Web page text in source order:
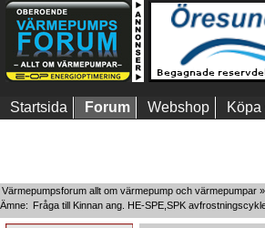
Startsida Forum Webshop
Värmepumpsforum allt om värmepump och värmepumpar »
Ämne: Fråga till Kinnan ang. HE-SPE,SPK